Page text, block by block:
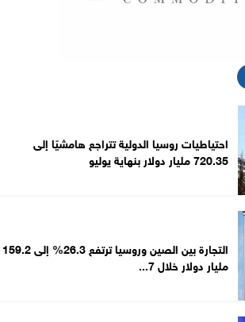
احتياطيات روسيا الدولية تتراجع هامشيًا إلى
720.35 مليار دولار بنهاية يوليو
التجارة بين الصين وروسيا ترتفع 26.3% إلى 159.2
مليار دولار خلال 7...